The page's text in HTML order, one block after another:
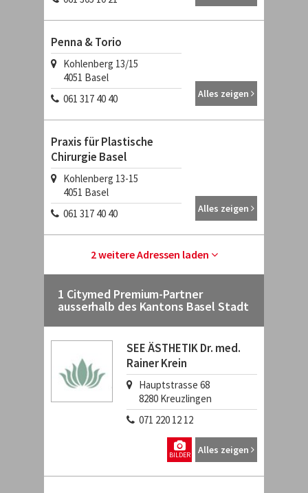
Penna & Torio
Kohlenberg 13/15
4051 Basel
061 317 40 40
Alles zeigen
Praxis für Plastische
Chirurgie Basel
Kohlenberg 13-15
4051 Basel
061 317 40 40
Alles zeigen
2 weitere Adressen laden
1 Citymed Premium-Partner
ausserhalb des Kantons Basel Stadt
SEE ÄSTHETIK Dr. med.
Rainer Krein
Hauptstrasse 68
8280 Kreuzlingen
071 220 12 12
Alles zeigen
BILDER